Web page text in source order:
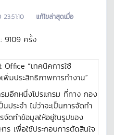
แก้ไขล่าสุดเมื่อ
9109 ครั้ง
“เทคนิคการใช้
พิ่มประสิทธิภาพการทำงาน”
มอีกหนึ่งโปรแกรม ที่ทาง กอง
ประจำ ไม่ว่าจะเป็นการจัดทำ
ดทำข้อมูลให้อยู่ในรูปของ
ร เพื่อใช้ประกอบการตัดสินใจ